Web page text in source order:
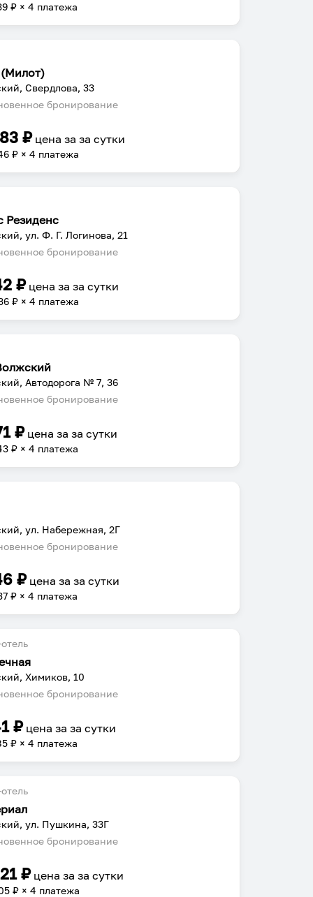
₽ × 4 платежа
Свердлова, 33
бронирование
₽ цена заза сутки
₽ × 4 платежа
Резиденс
ул. Ф. Г. Логинова, 21
бронирование
₽ цена заза сутки
₽ × 4 платежа
Автодорога № 7, 36
бронирование
₽ цена заза сутки
₽ × 4 платежа
ул. Набережная, 2Г
бронирование
₽ цена заза сутки
₽ × 4 платежа
Химиков, 10
бронирование
₽ цена заза сутки
₽ × 4 платежа
ул. Пушкина, 33Г
бронирование
₽ цена заза сутки
₽ × 4 платежа